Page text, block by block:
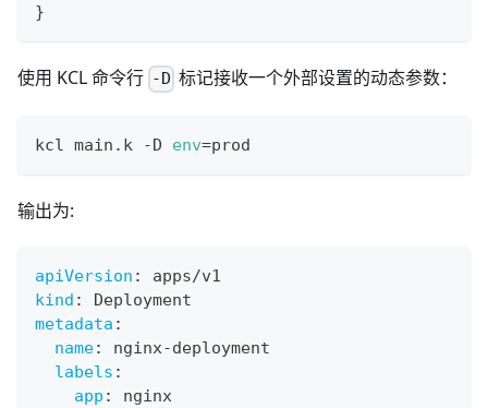
}
使用 KCL 命令行 -D 标记接收一个外部设置的动态参数：
kcl main.k -D env=prod
输出为:
apiVersion :
apps/v1
kind :
Deployment
metadata :
name: nginx-deployment
labels :
app :
nginx